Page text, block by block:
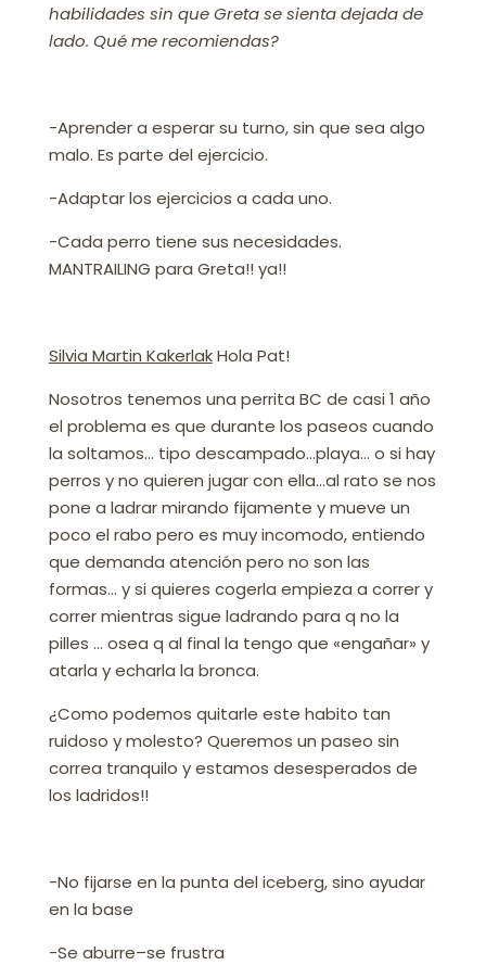
habilidades sin que Greta se sienta dejada de
lado. Qué me recomiendas?
-Aprender a esperar su turno, sin que sea algo
malo. Es parte del ejercicio.
-Adaptar los ejercicios a cada uno.
-Cada perro tiene sus necesidades.
MANTRAILING para Greta!! ya!!
Silvia Martin Kakerlak Hola Pat!
Nosotros tenemos una perrita BC de casi 1 año
el problema es que durante los paseos cuando
la soltamos… tipo descampado…playa… o si hay
perros y no quieren jugar con ella…al rato se nos
pone a ladrar mirando fijamente y mueve un
poco el rabo pero es muy incomodo, entiendo
que demanda atención pero no son las
formas… y si quieres cogerla empieza a correr y
correr mientras sigue ladrando para q no la
pilles … osea q al final la tengo que «engañar» y
atarla y echarla la bronca.
¿Como podemos quitarle este habito tan
ruidoso y molesto? Queremos un paseo sin
correa tranquilo y estamos desesperados de
los ladridos!!
-No fijarse en la punta del iceberg, sino ayudar
en la base
-Se aburre–se frustra